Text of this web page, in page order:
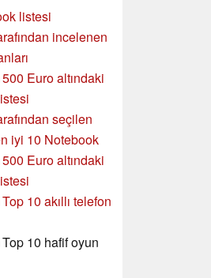
listesi
incelenen
Euro altındaki
seçilen
iyi 10 Notebook
500 Euro altındaki
10 akıllı telefon
10 hafif oyun